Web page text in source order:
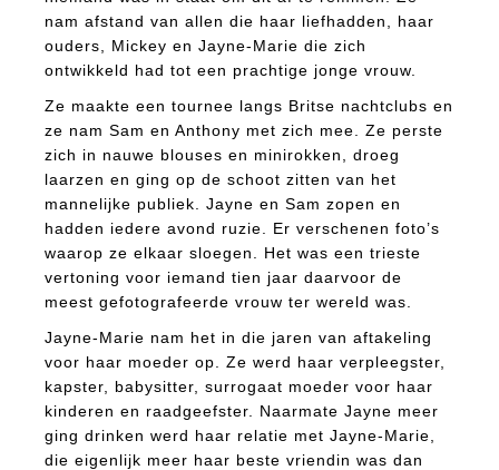
nam afstand van allen die haar liefhadden, haar
ouders, Mickey en Jayne-Marie die zich
ontwikkeld had tot een prachtige jonge vrouw.
Ze maakte een tournee langs Britse nachtclubs en
ze nam Sam en Anthony met zich mee. Ze perste
zich in nauwe blouses en minirokken, droeg
laarzen en ging op de schoot zitten van het
mannelijke publiek. Jayne en Sam zopen en
hadden iedere avond ruzie. Er verschenen foto’s
waarop ze elkaar sloegen. Het was een trieste
vertoning voor iemand tien jaar daarvoor de
meest gefotografeerde vrouw ter wereld was.
Jayne-Marie nam het in die jaren van aftakeling
voor haar moeder op. Ze werd haar verpleegster,
kapster, babysitter, surrogaat moeder voor haar
kinderen en raadgeefster. Naarmate Jayne meer
ging drinken werd haar relatie met Jayne-Marie,
die eigenlijk meer haar beste vriendin was dan